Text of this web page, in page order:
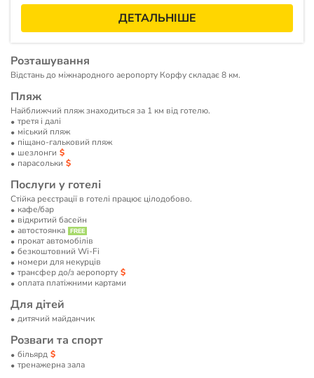
ДЕТАЛЬНІШЕ
Розташування
Відстань до міжнародного аеропорту Корфу складає 8 км.
Пляж
Найближчий пляж знаходиться за 1 км від готелю.
третя і далі
мiський пляж
піщано-гальковий пляж
шезлонги
парасольки
Послуги у готелі
Стійка реєстрації в готелі працює цілодобово.
кафе/бар
відкритий басейн
автостоянка
прокат автомобілів
безкоштовний Wi-Fi
номери для некурців
трансфер до/з аеропорту
оплата платіжними картами
Для дітей
дитячий майданчик
Розваги та спорт
більярд
тренажерна зала